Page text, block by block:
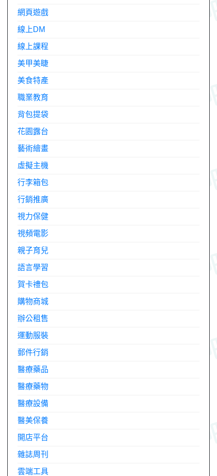
網頁遊戲
線上DM
線上課程
美甲美睫
美食特產
職業教育
背包提袋
花園露台
藝術繪畫
虛擬主機
行李箱包
行銷推廣
視力保健
視頻電影
親子育兒
語言學習
賀卡禮包
購物商城
辦公租售
運動服裝
郵件行銷
醫療藥品
醫療藥物
醫療設備
醫美保養
開店平台
雜誌周刊
雲端工具